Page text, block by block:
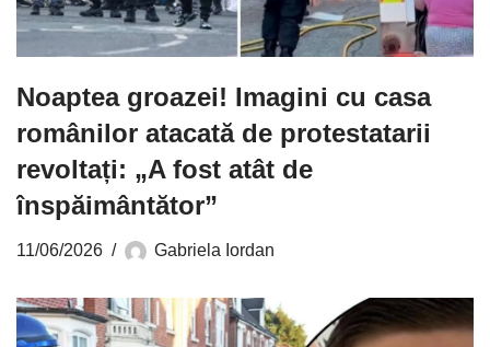
Noaptea groazei! Imagini cu casa
românilor atacată de protestatarii
revoltați: „A fost atât de
înspăimântător”
11/06/2026 Gabriela Iordan